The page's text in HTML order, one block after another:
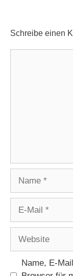
Schreibe einen
Name, E-